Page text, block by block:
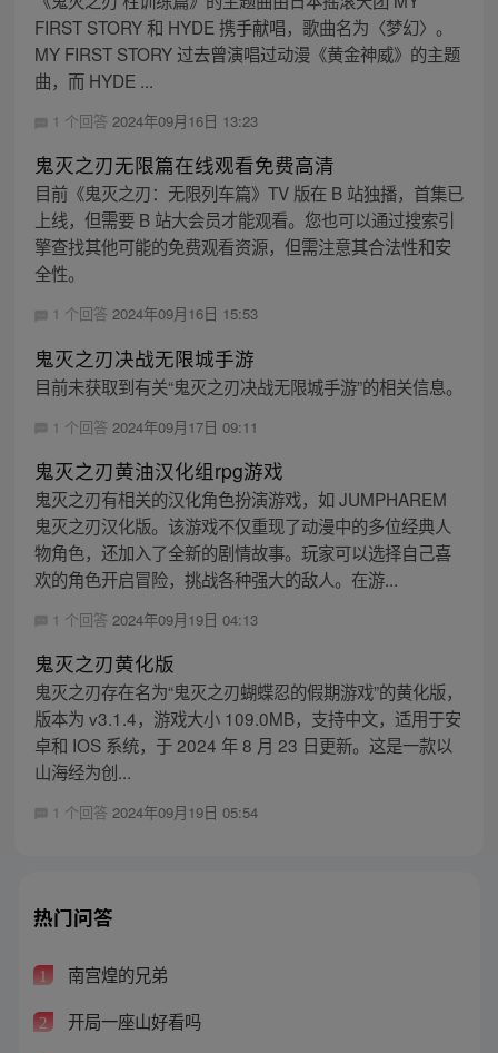
FIRST STORY 和 HYDE 携手献唱，歌曲名为〈梦幻〉。
MY FIRST STORY 过去曾演唱过动漫《黄金神威》的主题
曲，而 HYDE ...
1 个回答 2024年09月16日 13:23
鬼灭之刃无限篇在线观看免费高清
目前《鬼灭之刃：无限列车篇》TV 版在 B 站独播，首集已
上线，但需要 B 站大会员才能观看。您也可以通过搜索引
擎查找其他可能的免费观看资源，但需注意其合法性和安
全性。
1 个回答 2024年09月16日 15:53
鬼灭之刃决战无限城手游
目前未获取到有关“鬼灭之刃决战无限城手游”的相关信息。
1 个回答 2024年09月17日 09:11
鬼灭之刃黄油汉化组rpg游戏
鬼灭之刃有相关的汉化角色扮演游戏，如 JUMPHAREM
鬼灭之刃汉化版。该游戏不仅重现了动漫中的多位经典人
物角色，还加入了全新的剧情故事。玩家可以选择自己喜
欢的角色开启冒险，挑战各种强大的敌人。在游...
1 个回答 2024年09月19日 04:13
鬼灭之刃黄化版
鬼灭之刃存在名为“鬼灭之刃蝴蝶忍的假期游戏”的黄化版，
版本为 v3.1.4，游戏大小 109.0MB，支持中文，适用于安
卓和 IOS 系统，于 2024 年 8 月 23 日更新。这是一款以
山海经为创...
1 个回答 2024年09月19日 05:54
热门问答
1 南宫煌的兄弟
2 开局一座山好看吗